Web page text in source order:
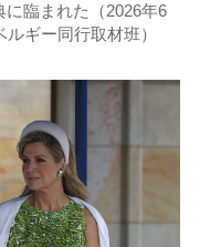
臨まれた（2026年6
ギー同行取材班）